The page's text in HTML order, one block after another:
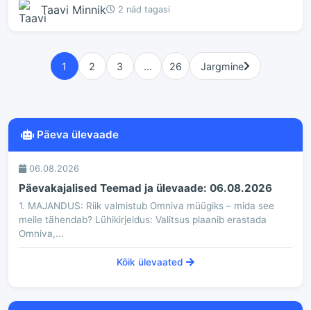
Taavi Minnik 2 näd tagasi
1 2 3 … 26 Jargmine
Päeva ülevaade
06.08.2026
Päevakajalised Teemad ja ülevaade: 06.08.2026
1. MAJANDUS: Riik valmistub Omniva müügiks – mida see
meile tähendab? Lühikirjeldus: Valitsus plaanib erastada
Omniva,...
Kõik ülevaated